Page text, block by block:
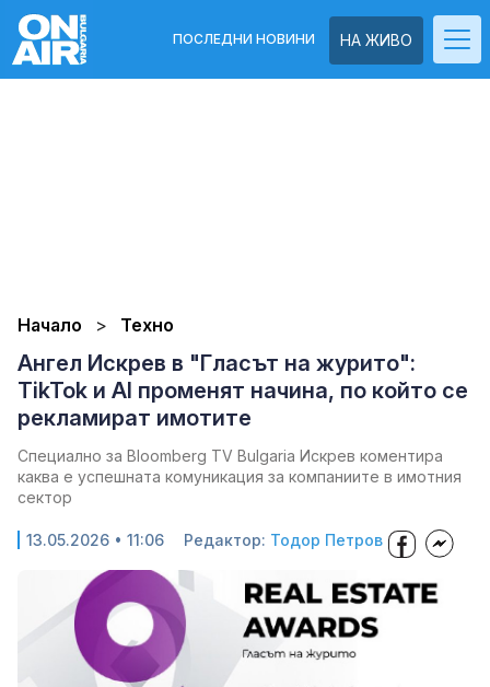
НА ЖИВО
ПОСЛЕДНИ НОВИНИ
Начало Техно
Ангел Искрев в "Гласът на журито":
TikTok и AI променят начина, по който се
рекламират имотите
Специално за Bloomberg TV Bulgaria Искрев коментира
каква е успешната комуникация за компаниите в имотния
сектор
13.05.2026 • 11:06 Редактор: Тодор Петров